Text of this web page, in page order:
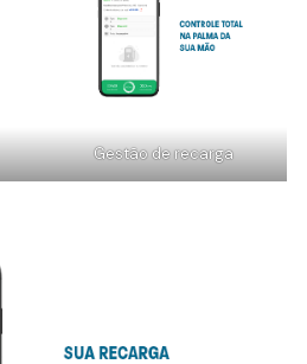
Gestão de recarga